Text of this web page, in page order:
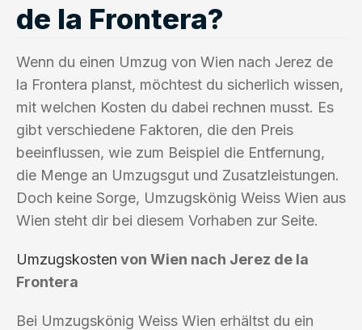
de la Frontera?
Wenn du einen Umzug von Wien nach Jerez de
la Frontera planst, möchtest du sicherlich wissen,
mit welchen Kosten du dabei rechnen musst. Es
gibt verschiedene Faktoren, die den Preis
beeinflussen, wie zum Beispiel die Entfernung,
die Menge an Umzugsgut und Zusatzleistungen.
Doch keine Sorge, Umzugskönig Weiss Wien aus
Wien steht dir bei diesem Vorhaben zur Seite.
Umzugskosten von Wien nach Jerez de la
Frontera
Bei Umzugskönig Weiss Wien erhältst du ein